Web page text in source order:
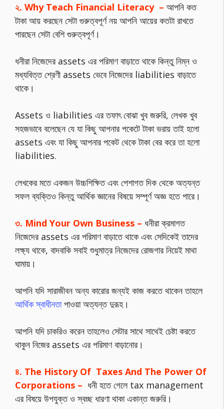
২. Why Teach Financial Literacy – আপনি কত
টাকা আয় করছেন সেটা গুরুত্বপূর্ণ নয় আপনি আয়ের কতটা রাখতে
পারছেন সেটা বেশি গুরুত্বপূর্ণ।
ধনীরা নিজেদের assets এর পরিমাণ বাড়াতে থাকে কিন্তু নিম্ন ও
মধ্যবিত্ত শ্রেণী assets ভেবে নিজেদের liabilities বাড়াতে
থাকে।
Assets ও liabilities এর তফাৎ বোঝা খুব জরুরি, লেখক খুব
সহজভাবে বলেছেন যে যা কিছু আপনার পকেটে টাকা ভরায় তাই হলো
assets এবং যা কিছু আপনার পকেট থেকে টাকা বের করে তা হলো
liabilities.
লেখকের মতে একজন উচ্চশিক্ষিত এবং পেশাগত দিক থেকে অত্যন্ত
সফল ব্যক্তিও কিন্তু আর্থিক জ্ঞানের বিষয়ে সম্পূর্ণ অজ্ঞ হতে পারে।
৩. Mind Your Own Business – ধনীরা ক্রমাগত
নিজেদের assets এর পরিমাণ বাড়াতে থাকে এবং সেদিকেই তাদের
লক্ষ্য থাকে, বাদবাকি সবাই শুধুমাত্র নিজেদের রোজগার নিয়েই মাথা
ঘামায়।
আপনি যদি সারাজীবন অন্য কারোর জন্যই কাজ করতে থাকেন তাহলে
আর্থিক স্বাধীনতাপাওয়া অত্যন্ত দুরূহ।
আপনি যদি চাকরিও করেন তাহলেও সেটার সাথে সাথেই চেষ্টা করতে
থাকুন নিজের assets এর পরিমাণ বাড়ানোর।
৪. The History Of Taxes And The Power Of
Corporations – ধনী হতে গেলে tax management
এর বিষয়ে উপযুক্ত ও স্বচ্ছ ধারণা থাকা একান্ত জরুরি।